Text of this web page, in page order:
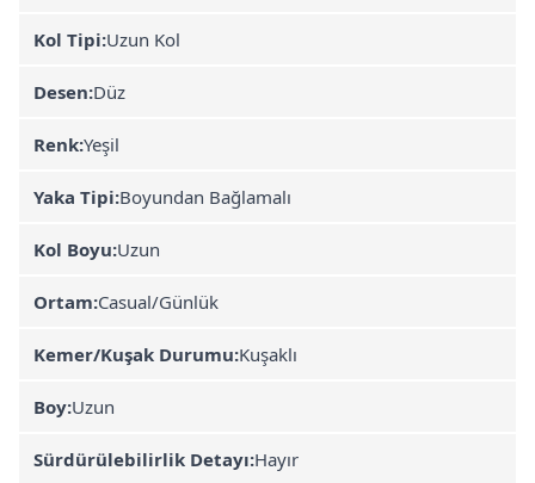
Kol Tipi:Uzun Kol
Desen:Düz
Renk:Yeşil
Yaka Tipi:Boyundan Bağlamalı
Kol Boyu:Uzun
Ortam:Casual/Günlük
Kemer/Kuşak Durumu:Kuşaklı
Boy:Uzun
Sürdürülebilirlik Detayı:Hayır